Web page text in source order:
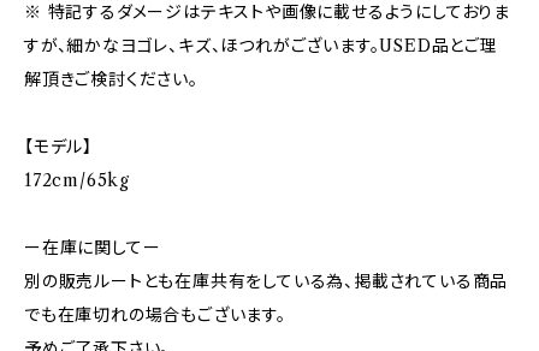
※ 特記するダメージはテキストや画像に載せるようにしておりま
すが、細かなヨゴレ、キズ、ほつれがございます。USED品とご理
解頂きご検討ください。
【モデル】
172cm/65kg
ー在庫に関してー
別の販売ルートとも在庫共有をしている為、掲載されている商品
でも在庫切れの場合もございます。